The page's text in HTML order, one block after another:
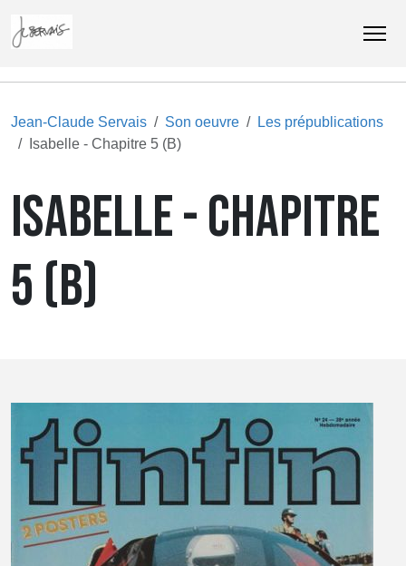
Jean-Claude Servais Son oeuvre
Les prépublications
Isabelle - Chapitre 5 (B)
ISABELLE - CHAPITRE
5 (B)